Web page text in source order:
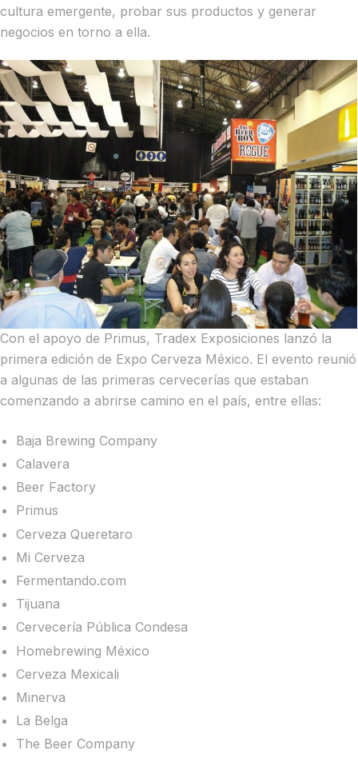
cultura emergente, probar sus productos y generar
negocios en torno a ella.
Con el apoyo de Primus, Tradex Exposiciones lanzó la
primera edición de Expo Cerveza México. El evento reunió
a algunas de las primeras cervecerías que estaban
comenzando a abrirse camino en el país, entre ellas:
Baja Brewing Company
Calavera
Beer Factory
Primus
Cerveza Queretaro
Mi Cerveza
Fermentando.com
Tijuana
Cervecería Pública Condesa
Homebrewing México
Cerveza Mexicali
Minerva
La Belga
The Beer Company